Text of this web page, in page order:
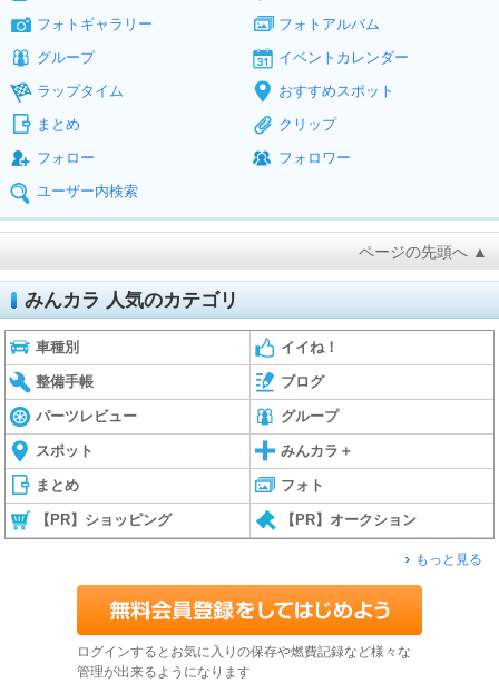
フォトギャラリー
フォトアルバム
グループ
イベントカレンダー
ラップタイム
おすすめスポット
まとめ
クリップ
フォロー
フォロワー
ユーザー内検索
ページの先頭へ ▲
みんカラ 人気のカテゴリ
車種別 イイね！
整備手帳 ブログ
パーツレビュー グループ
スポット みんカラ＋
まとめ フォト
【PR】ショッピング 【PR】オークション
もっと見る
ログインするとお気に入りの保存や燃費記録など様々な
管理が出来るようになります